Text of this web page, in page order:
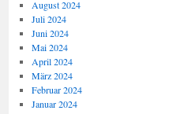
August 2024
Juli 2024
Juni 2024
Mai 2024
April 2024
März 2024
Februar 2024
Januar 2024